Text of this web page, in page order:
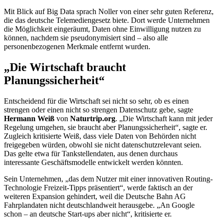
Mit Blick aufBig Data sprach Noller von einer sehr guten Referenz,
die das deutsche Telemediengesetz biete. Dort werde Unternehmen
die Möglichkeit eingeräumt, Daten ohne Einwilligung nutzen zu
können, nachdem sie pseudonymisiert sind – also alle
personenbezogenen Merkmale entfernt wurden.
„Die Wirtschaft braucht
Planungssicherheit“
Entscheidend für die Wirtschaft sei nicht so sehr, ob es einen
strengen oder einen nicht so strengen Datenschutz gebe, sagte
Hermann Weiß von Naturtrip.org. „Die Wirtschaft kann mit jeder
Regelung umgehen, sie braucht aber Planungssicherheit“, sagte er.
Zugleich kritisierte Weiß, dass viele Daten von Behörden nicht
freigegeben würden, obwohl sie nicht datenschutzrelevant seien.
Das gelte etwa für Tankstellendaten, aus denen durchaus
interessante Geschäftsmodelle entwickelt werden könnten.
Sein Unternehmen, „das dem Nutzer mit einer innovativen Routing-
Technologie Freizeit-Tipps präsentiert“, werde faktisch an der
weiteren Expansion gehindert, weil die Deutsche Bahn AG
Fahrplandaten nicht deutschlandweit herausgebe. „An Google
schon – an deutsche Start-ups aber nicht“, kritisierte er.